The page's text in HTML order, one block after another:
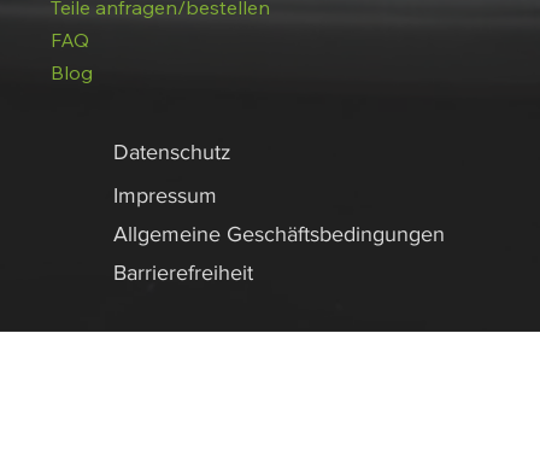
Datenschutz
Impressum
Allgemeine Geschäftsbedingungen
Barrierefreiheit
Teile anfragen/bestellen
FAQ
Blog